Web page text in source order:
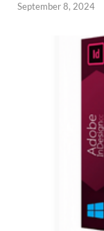
September 8, 2024